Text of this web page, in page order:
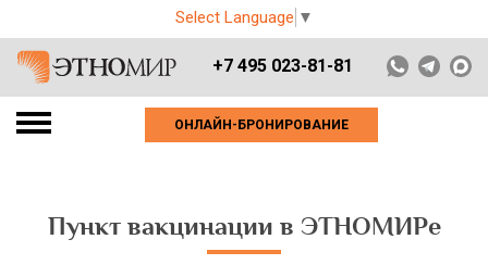
Select Language ▼
+7 495 023-81-81
ОНЛАЙН-БРОНИРОВАНИЕ
Пункт вакцинации в ЭТНОМИРе